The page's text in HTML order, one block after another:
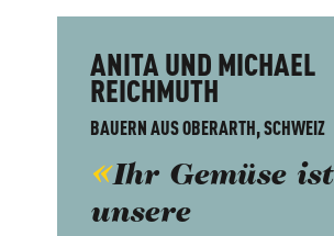
ANITA UND MICHAEL
REICHMUTH
BAUERN AUS OBERARTH, SCHWEIZ
Ihr Gemüse ist
unsere